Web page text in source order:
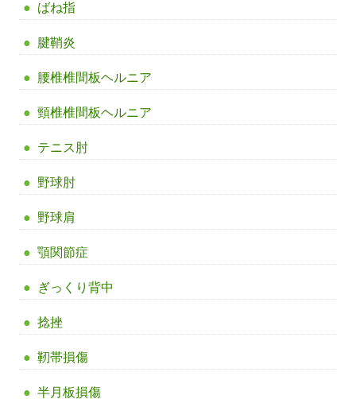
ばね指
腱鞘炎
腰椎椎間板ヘルニア
頸椎椎間板ヘルニア
テニス肘
野球肘
野球肩
顎関節症
ぎっくり背中
捻挫
靭帯損傷
半月板損傷